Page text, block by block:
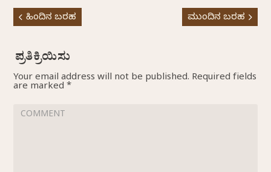
ಹಿಂದಿನ ಬರಹ ಮುಂದಿನ ಬರಹ
Your email address will not be published. Required fields
are marked*